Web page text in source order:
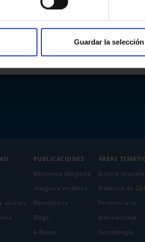
Guardar la selección
análisis
PUBLICACIONES
Biblioteca Abogacía
Abogacía en datos
Newsletters
Blogs
e-Books
ÁREAS
Justicia Gratuita
Violencia de
Penitenciario
Internacional
Deontología